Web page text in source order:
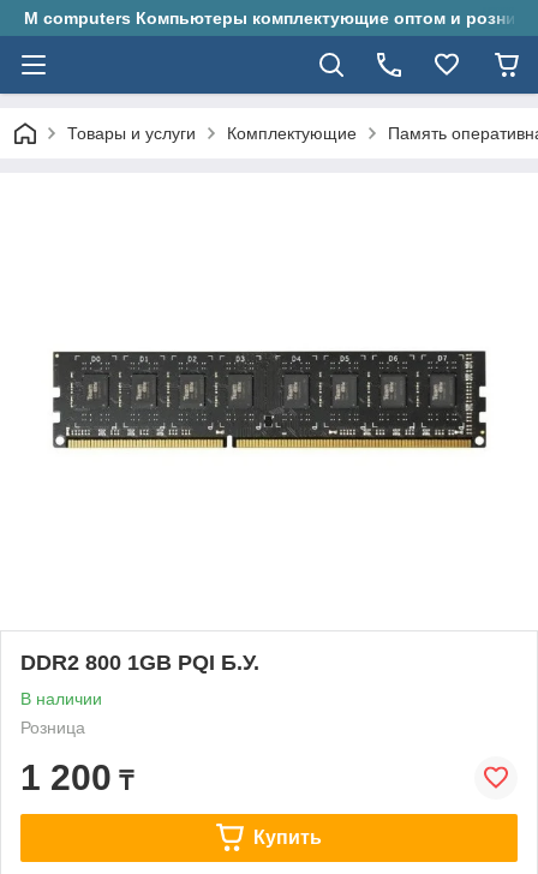
M computers Компьютеры комплектующие оптом и
Товары и услуги Комплектующие Память
DDR2 800 1GB PQI Б.У.
В наличии
Розница
1 200 ₸
Купить